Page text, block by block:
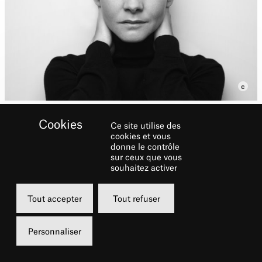
Biographie
Clotilde Courau interprète
la Grande-Duchesse dans
Les Justes
Ce site utilise des
cookies et vous
donne le contrôle
sur ceux que vous
souhaitez activer
Tout accepter Tout refuser
Personnaliser